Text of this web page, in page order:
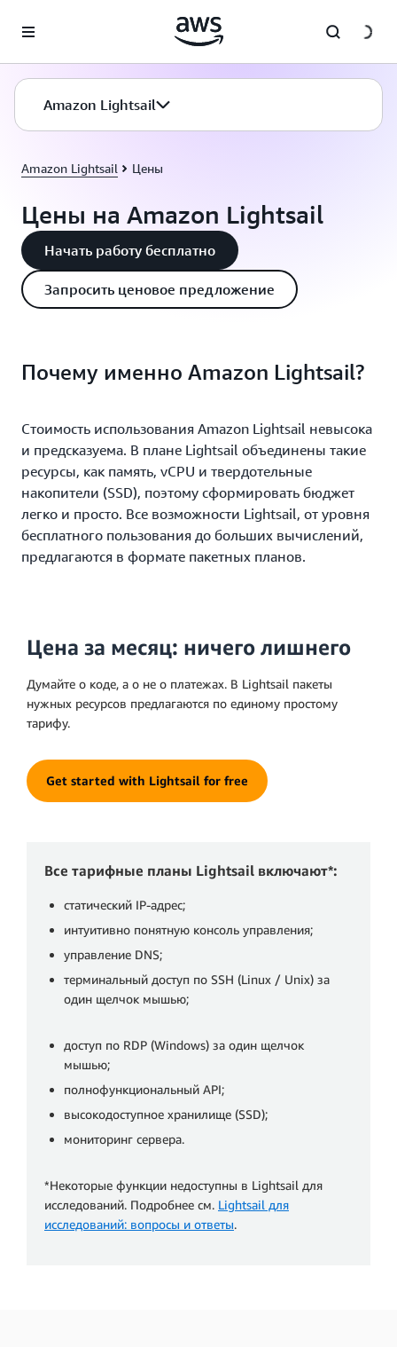
Перейти к главному контенту
Amazon Lightsail
Amazon Lightsail Цены
Цены на Amazon Lightsail
Начать работу бесплатно
Запросить ценовое предложение
Почему именно Amazon Lightsail?
Стоимость использования Amazon Lightsail невысока
и предсказуема. В плане Lightsail объединены такие
ресурсы, как память, vCPU и твердотельные
накопители (SSD), поэтому сформировать бюджет
легко и просто. Все возможности Lightsail, от уровня
бесплатного пользования до больших вычислений,
предлагаются в формате пакетных планов.
Цена за месяц: ничего лишнего
Думайте о коде, а о не о платежах. В Lightsail пакеты
нужных ресурсов предлагаются по единому простому
тарифу.
Get started with Lightsail for free
Все тарифные планы Lightsail включают*:
статический IP‑адрес;
интуитивно понятную консоль управления;
управление DNS;
терминальный доступ по SSH (Linux / Unix) за
один щелчок мышью;
доступ по RDP (Windows) за один щелчок
мышью;
полнофункциональный API;
высокодоступное хранилище (SSD);
мониторинг сервера.
*Некоторые функции недоступны в Lightsail для
исследований. Подробнее см. Lightsail для
исследований: вопросы и ответы.